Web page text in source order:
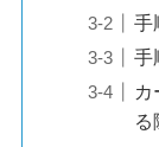
手
手
カ
る